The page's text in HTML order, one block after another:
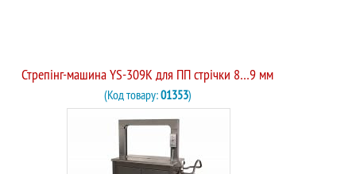
Стрепінг-машина YS-309K для ПП стрічки 8…9 мм
(Код товару:01353)